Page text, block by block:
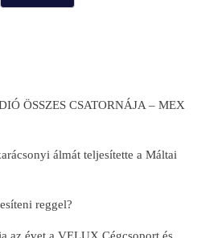
ÖSSZES CSATORNÁJA – MEX
álmát teljesítette a Máltai
reggel?
az évet a VELUX Cégcsoport és